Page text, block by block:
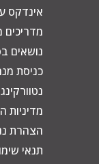
אינדקס
מדריכים
נושאים
כניסת
מדיניות
הצהרת
תנאי